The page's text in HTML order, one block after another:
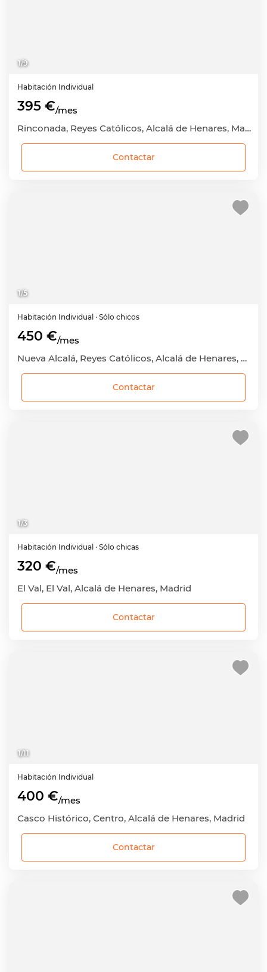
1/9
Habitación Individual
395 €/mes
Rinconada, Reyes Católicos, Alcalá de Henares, Madrid
Contactar
1/5
Habitación Individual · Sólo chicos
450 €/mes
Nueva Alcalá, Reyes Católicos, Alcalá de Henares, Madrid
Contactar
1/3
Habitación Individual · Sólo chicas
320 €/mes
El Val, El Val, Alcalá de Henares, Madrid
Contactar
1/11
Habitación Individual
400 €/mes
Casco Histórico, Centro, Alcalá de Henares, Madrid
Contactar